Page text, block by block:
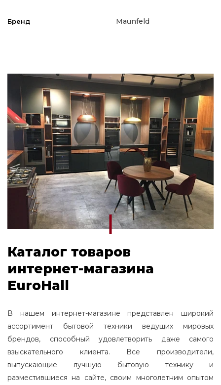
Бренд Maunfeld
Каталог товаров
интернет-магазина
EuroHall
В нашем интернет-магазине представлен широкий
ассортимент бытовой техники ведущих мировых
брендов, способный удовлетворить даже самого
взыскательного клиента. Все производители,
выпускающие лучшую бытовую технику и
разместившиеся на сайте, своим многолетним опытом